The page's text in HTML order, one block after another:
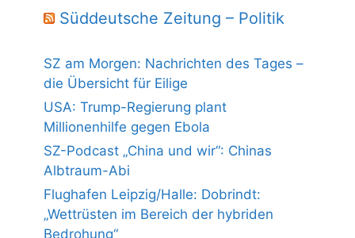
Süddeutsche Zeitung – Politik
SZ am Morgen: Nachrichten des Tages –
die Übersicht für Eilige
USA: Trump-Regierung plant
Millionenhilfe gegen Ebola
SZ-Podcast „China und wir“: Chinas
Albtraum-Abi
Flughafen Leipzig/Halle: Dobrindt:
„Wettrüsten im Bereich der hybriden
Bedrohung“